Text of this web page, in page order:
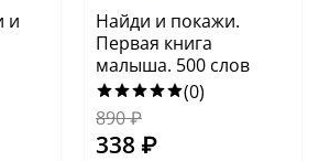
и
Найди и покажи.
Первая книга
малыша. 500 слов
(0)
890₽
338 ₽